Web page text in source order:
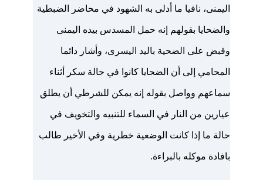
اليمنى، نافيا ما أدلى به الشهود في محاضر الضبطية
والضحايا بقولهم إنه حمل المسدس بيده اليمنى
وقبض على الضحية باليد اليسرى، وأشار دائما
المحامي إلى أن الضحايا كانوا في حالة سكر أثناء
سماعهم وواصل بقوله إنه يمكن للشرطي أن يطلق
عيارين من النار في السماء للتنبيه والتخويف في
حالة ما إذا كانت الوضعية خطرية وفي الأخير طالب
بافادة موكله بالبراءة.